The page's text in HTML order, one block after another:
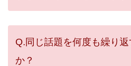
Q.同じ話題を何度も繰り
か？